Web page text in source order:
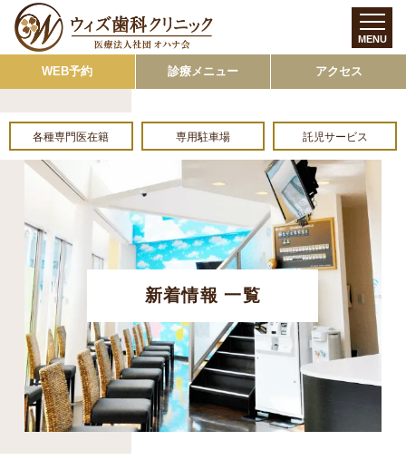
WEB予約 診療メニュー アクセス
各種専門医在籍 専用駐車場 託児サービス
新着情報 一覧
MENU